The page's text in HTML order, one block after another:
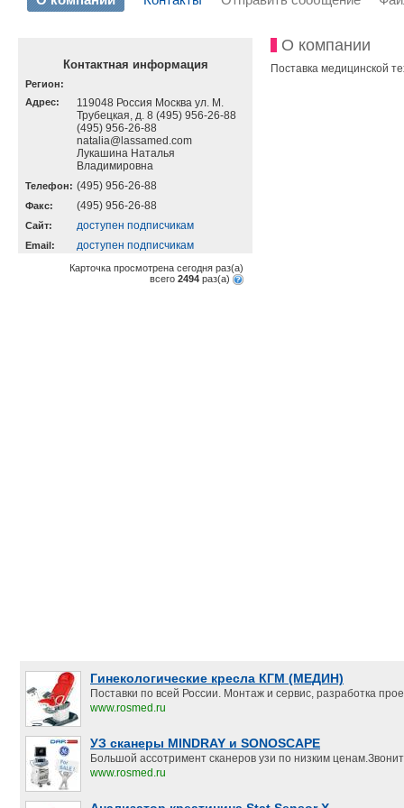
Контактная информация
Регион:
Адрес:
119048 Россия Москва ул. М.
Трубецкая, д. 8 (495) 956-26-88
(495) 956-26-88
natalia@lassamed.com
Лукашина Наталья
Владимировна
Телефон: (495) 956-26-88
Факс: (495) 956-26-88
Cайт: доступен подписчикам
Email: доступен подписчикам
Карточка просмотрена сегодня раз(a)
всего 2494 раз(a)
О компании
Поставка медицинской
Гинекологические кресла КГМ (МЕДИН)
Поставки по всей России. Монтаж и сервис, разработка
www.rosmed.ru
УЗ сканеры MINDRAY и SONOSCAPE
Большой ассотримент сканеров узи по низким
www.rosmed.ru